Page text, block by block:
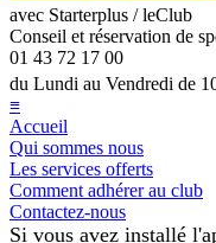
avec Starterplus / leClub
Conseil et réservation de
01 43 72 17 00
du Lundi au Vendredi de
≡
Accueil
Qui sommes nous
Les services offerts
Comment adhérer au club
Contactez-nous
Si vous avez installé